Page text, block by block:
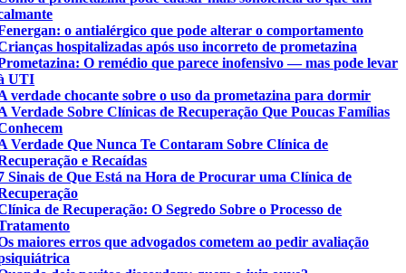
o antialérgico que pode alterar o comportamento
hospitalizadas após uso incorreto de prometazina
O remédio que parece inofensivo — mas pode levar
UTI
verdade chocante sobre o uso da prometazina para dormir
Verdade Sobre Clínicas de Recuperação Que Poucas Famílias
Verdade Que Nunca Te Contaram Sobre Clínica de
e Recaídas
Sinais de Que Está na Hora de Procurar uma Clínica de
de Recuperação: O Segredo Sobre o Processo de
maiores erros que advogados cometem ao pedir avaliação